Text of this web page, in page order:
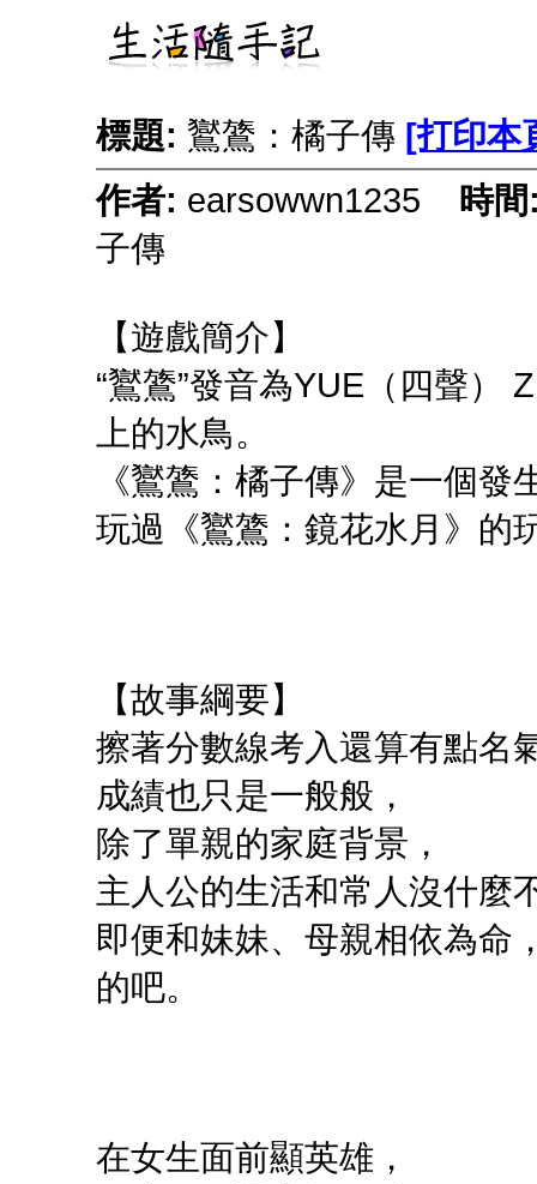
標題: 鸑鷟：橘子傳 [打印本
作者: earsowwn1235 時
子傳
【遊戲簡介】
“鸑鷟”發音為YUE（四聲）
上的水鳥。
《鸑鷟：橘子傳》是一個
玩過《鸑鷟：鏡花水月》的
【故事綱要】
擦著分數線考入還算有點名
成績也只是一般般，
除了單親的家庭背景，
主人公的生活和常人沒什麼
即便和妹妹、母親相依為命
的吧。
在女生面前顯英雄，